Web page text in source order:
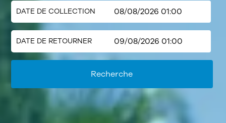
DATE DE COLLECTION
DATE DE RETOURNER